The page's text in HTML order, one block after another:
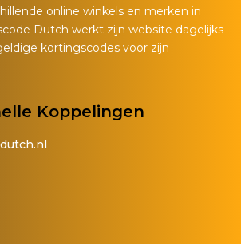
online winkels en merken in
Dutch werkt zijn website dagelijks
kortingscodes voor zijn
Koppelingen